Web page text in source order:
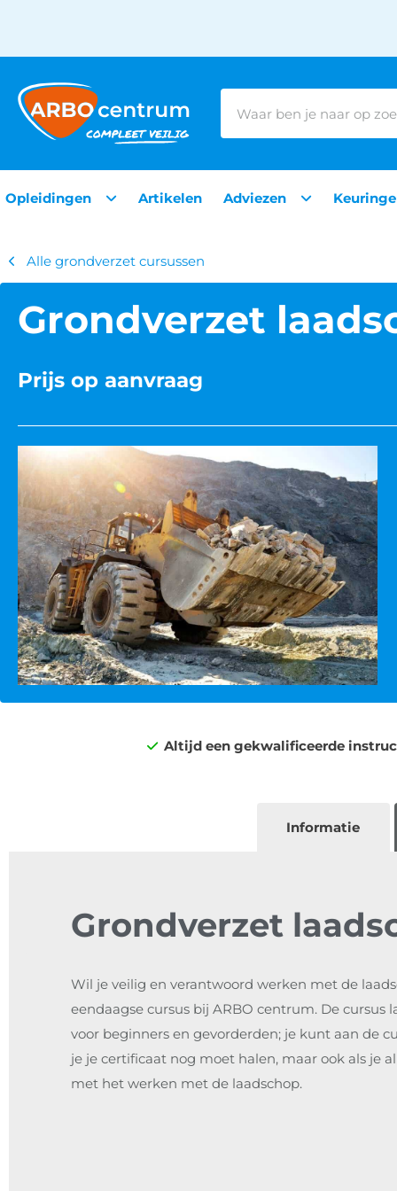
Opleidingen Artikelen Adviezen
Alle grondverzet cursussen
Grondverzet
Prijs op aanvraag
Altijd een gekwalificeerde
Informatie
Grondverzet
Wil je veilig en verantwoord werken met de
eendaagse cursus bij ARBO centrum. De cursus
voor beginners en gevorderden; je kunt aan de
je je certificaat nog moet halen, maar ook als je
met het werken met de laadschop.